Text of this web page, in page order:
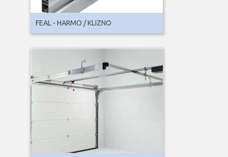
FEAL - HARMO / KLIZNO